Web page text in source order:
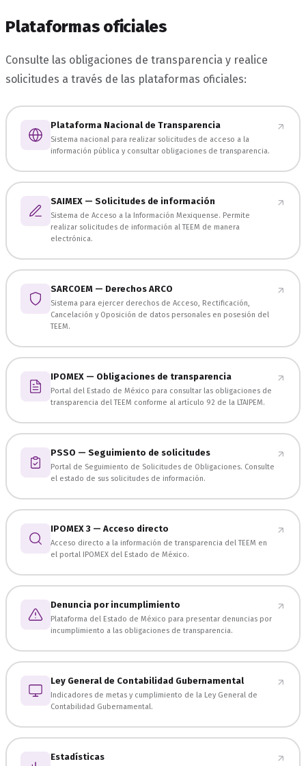
Plataformas oficiales
Consulte las obligaciones de transparencia y realice
solicitudes a través de las plataformas oficiales:
Plataforma Nacional de Transparencia
Sistema nacional para realizar solicitudes de acceso a la
información pública y consultar obligaciones de transparencia.
SAIMEX — Solicitudes de información
Sistema de Acceso a la Información Mexiquense. Permite
realizar solicitudes de información al TEEM de manera
electrónica.
SARCOEM — Derechos ARCO
Sistema para ejercer derechos de Acceso, Rectificación,
Cancelación y Oposición de datos personales en posesión del
TEEM.
IPOMEX — Obligaciones de transparencia
Portal del Estado de México para consultar las obligaciones de
transparencia del TEEM conforme al artículo 92 de la LTAIPEM.
PSSO — Seguimiento de solicitudes
Portal de Seguimiento de Solicitudes de Obligaciones. Consulte
el estado de sus solicitudes de información.
IPOMEX 3 — Acceso directo
Acceso directo a la información de transparencia del TEEM en
el portal IPOMEX del Estado de México.
Denuncia por incumplimiento
Plataforma del Estado de México para presentar denuncias por
incumplimiento a las obligaciones de transparencia.
Ley General de Contabilidad Gubernamental
Indicadores de metas y cumplimiento de la Ley General de
Contabilidad Gubernamental.
Estadísticas